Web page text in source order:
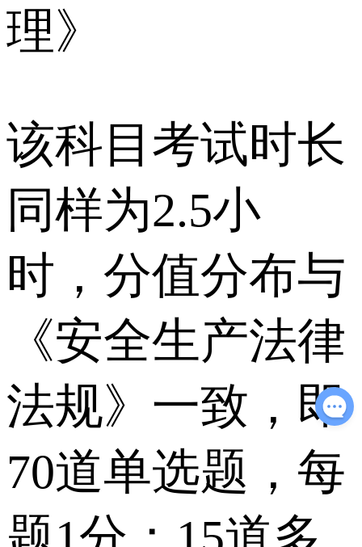
理》
该科目考试时长
同样为2.5小
时，分值分布与
《安全生产法律
法规》一致，即
70道单选题，每